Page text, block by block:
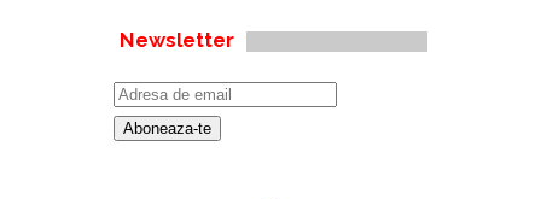
Newsletter